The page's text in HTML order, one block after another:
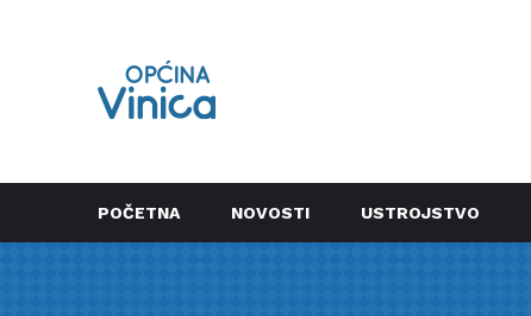
POČETNA NOVOSTI USTROJSTVO